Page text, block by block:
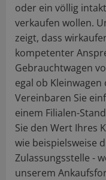
oder ein völlig
verkaufen wollen.
zeigt, dass
kompetenter
Gebrauchtwagen
egal ob
Vereinbaren Sie
einem Filialen-
Sie den Wert Ihres
wie beispielsweise
Zulassungsstelle -
unserem